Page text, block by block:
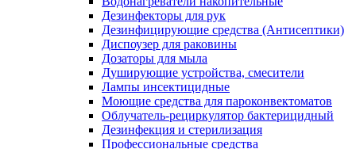
Дезинфекторы для рук
Дезинфицирующие средства (Антисептики)
Диспоузер для раковины
Дозаторы для мыла
Душирующие устройства, смесители
Лампы инсектицидные
Моющие средства для пароконвектоматов
Облучатель-рециркулятор бактерицидный
Дезинфекция и стерилизация
Профессиональные средства